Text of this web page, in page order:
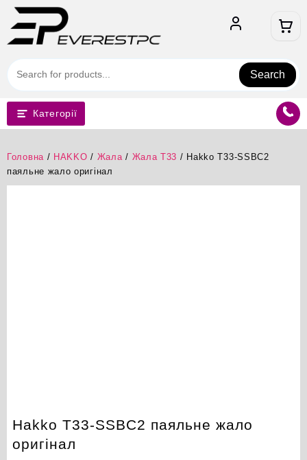
Перейти
вмісту
Search
Категорії
Головна / HAKKO / Жала / Жала T33 / Hakko T33-SSBC2
паяльне жало оригінал
Hakko T33-SSBC2 паяльне жало
оригінал